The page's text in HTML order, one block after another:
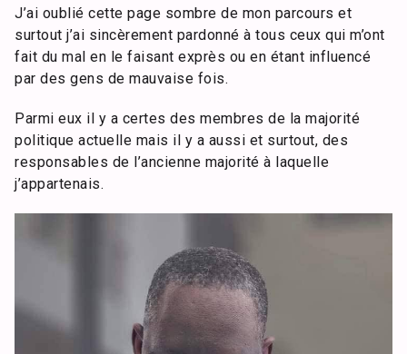
J’ai oublié cette page sombre de mon parcours et
surtout j’ai sincèrement pardonné à tous ceux qui m’ont
fait du mal en le faisant exprès ou en étant influencé
par des gens de mauvaise fois.
Parmi eux il y a certes des membres de la majorité
politique actuelle mais il y a aussi et surtout, des
responsables de l’ancienne majorité à laquelle
j’appartenais.